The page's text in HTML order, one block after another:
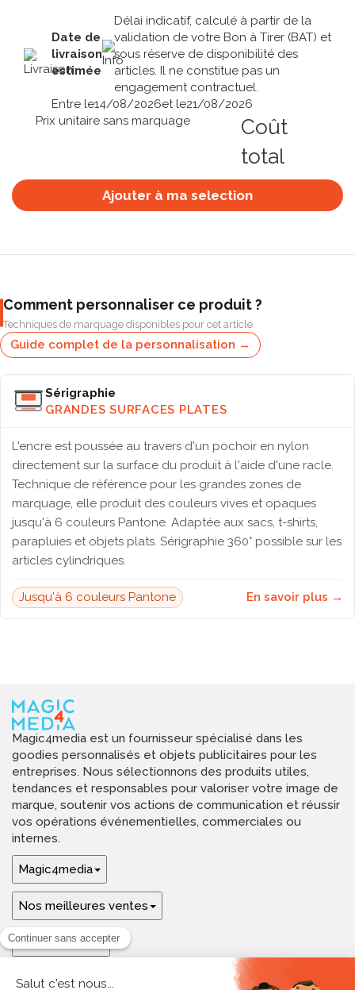
Date de
livraison
estimée
Délai indicatif, calculé à partir de la
validation de votre Bon à Tirer (BAT) et
sous réserve de disponibilité des
articles. Il ne constitue pas un
engagement contractuel.
Entre le14/08/2026et le21/08/2026
Prix unitaire sans marquage
Coût
total
Ajouter à ma selection
Comment personnaliser ce produit ?
Techniques de marquage disponibles pour cet article
Guide complet de la personnalisation →
Sérigraphie
GRANDES SURFACES PLATES
L'encre est poussée au travers d'un pochoir en nylon
directement sur la surface du produit à l'aide d'une racle.
Technique de référence pour les grandes zones de
marquage, elle produit des couleurs vives et opaques
jusqu'à 6 couleurs Pantone. Adaptée aux sacs, t-shirts,
parapluies et objets plats. Sérigraphie 360° possible sur les
articles cylindriques.
Jusqu'à 6 couleurs Pantone En savoir plus →
Magic4media est un fournisseur spécialisé dans les
goodies personnalisés et objets publicitaires pour les
entreprises. Nous sélectionnons des produits utiles,
tendances et responsables pour valoriser votre image de
marque, soutenir vos actions de communication et réussir
vos opérations événementielles, commerciales ou
internes.
Magic4media
Nos meilleures ventes
Guides & aide
Ressources & inspirations